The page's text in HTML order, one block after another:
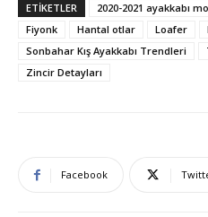
ETIKETLER 2020-2021 ayakkabı
Fiyonk
Hantal otlar Loafer
Sonbahar Kış Ayakkabı Trendleri
Zincir Detayları
Facebook